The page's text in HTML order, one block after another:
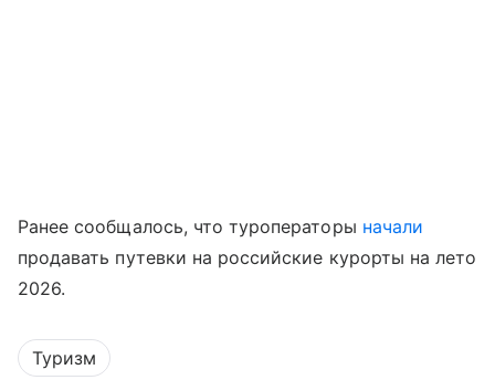
Ранее сообщалось, что туроператоры начали
продавать путевки на российские курорты на лето
2026.
Туризм